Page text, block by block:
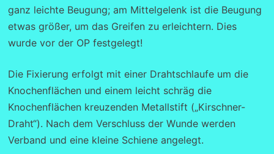
ganz leichte Beugung; am Mittelgelenk ist die Beugung
etwas größer, um das Greifen zu erleichtern. Dies
wurde vor der OP festgelegt!
Die Fixierung erfolgt mit einer Drahtschlaufe um die
Knochenflächen und einem leicht schräg die
Knochenflächen kreuzenden Metallstift („Kirschner-
Draht“). Nach dem Verschluss der Wunde werden
Verband und eine kleine Schiene angelegt.